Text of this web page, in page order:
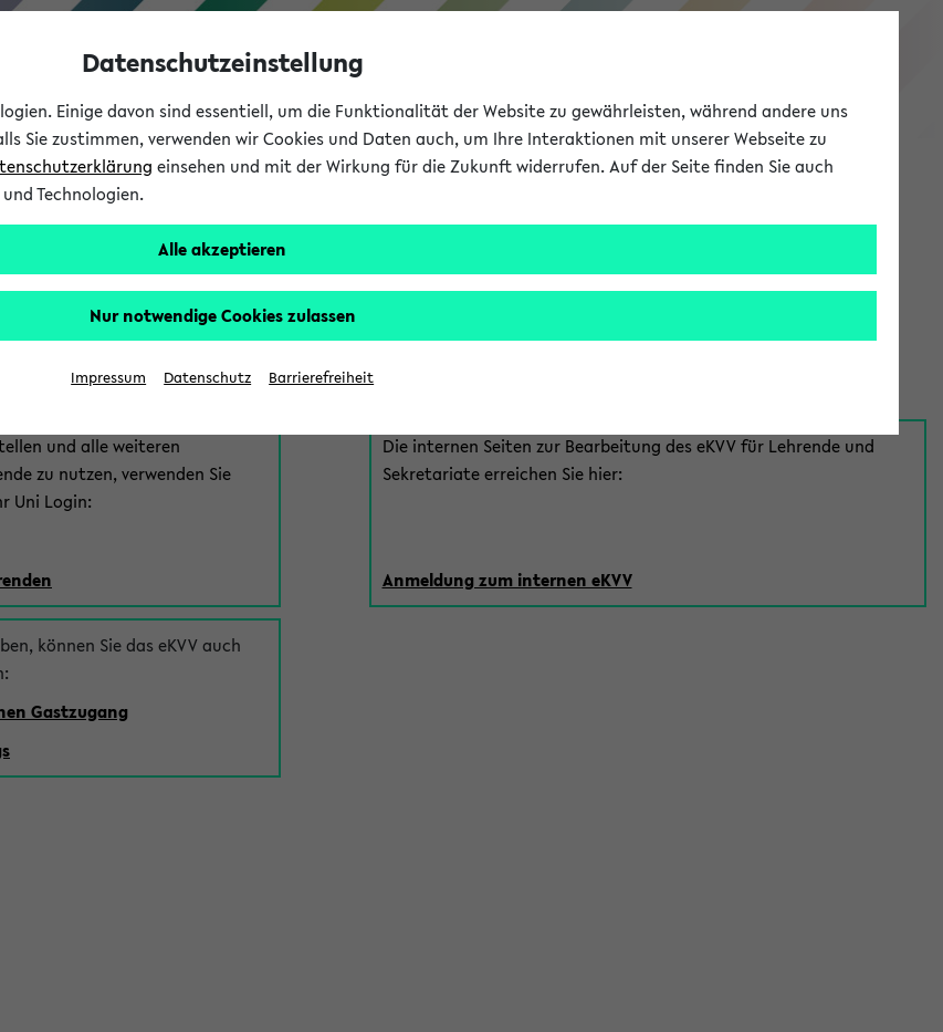
eKVV
am eKVV. Bitte wählen Sie die für Sie richtige aus:
und alle weiteren
zu nutzen, verwenden Sie
Uni Login:
können Sie das eKVV auch
Gastzugang
eKVV für Mitarbeiter*innen
Die internen Seiten zur Bearbeitung des eKVV für Lehrende und
Sekretariate erreichen Sie hier:
Anmeldung zum internen eKVV
Datenschutzeinstellung
Einige davon sind essentiell, um die Funktionalität der Website zu gewährleisten, während andere uns
Sie zustimmen, verwenden wir Cookies und Daten auch, um Ihre Interaktionen mit unserer Webseite zu
einsehen und mit der Wirkung für die Zukunft widerrufen. Auf der Seite finden Sie auch
Technologien.
Alle akzeptieren
Nur notwendige Cookies zulassen
Impressum Datenschutz Barrierefreiheit